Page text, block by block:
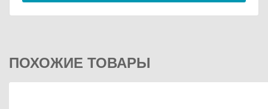
ПОХОЖИЕ ТОВАРЫ